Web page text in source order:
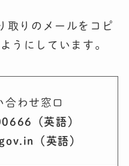
取りのメールをコピ
うにしています。
合わせ窓口
（英語）
（英語）